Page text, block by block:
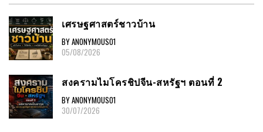
เศรษฐศาสตร์ชาวบ้าน
BY ANONYMOUS01
05/08/2026
สงครามไมโครชิปจีน-สหรัฐฯ ตอนที่ 2
BY ANONYMOUS01
30/07/2026